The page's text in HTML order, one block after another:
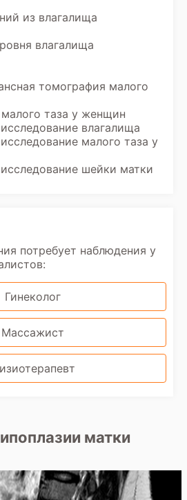
из влагалища
влагалища
томография малого
малого таза у женщин
влагалища
малого таза у
шейки матки
потребует наблюдения у
Гинеколог
Массажист
матки